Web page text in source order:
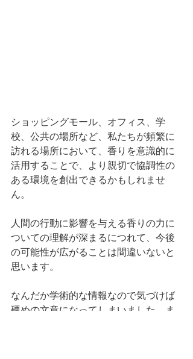
ショッピングモール、オフィス、学
校、公共の場所など、私たちが頻繁に
訪れる場所において、香りを意識的に
活用することで、より親切で協調性の
ある環境を創出できるかもしれませ
ん。
人間の行動に影響を与える香りの力に
ついての理解が深まるにつれて、今後
の可能性が広がることは間違いないと
思います。
なんだか学術的な情報なので気づけば
硬めの文章になってしまいました。ま